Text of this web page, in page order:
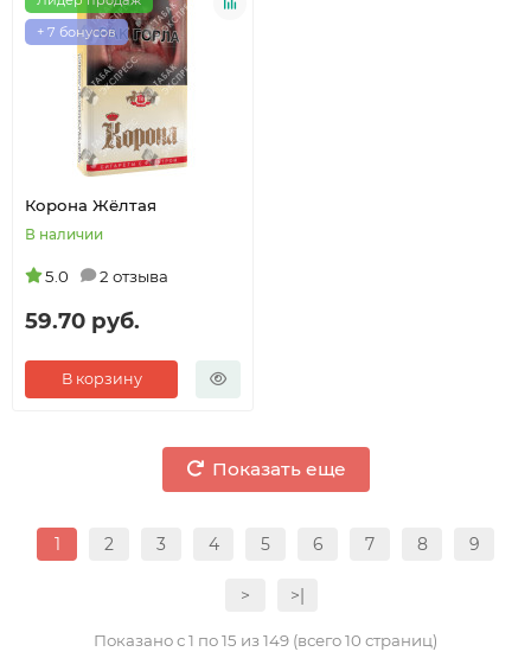
+ 7 бонусов
Корона Жёлтая
В наличии
5.0 2 отзыва
59.70 руб.
В корзину
Показать еще
1 2 3 4 5 6 7 8 9
> >|
Показано с 1 по 15 из 149 (всего 10 страниц)